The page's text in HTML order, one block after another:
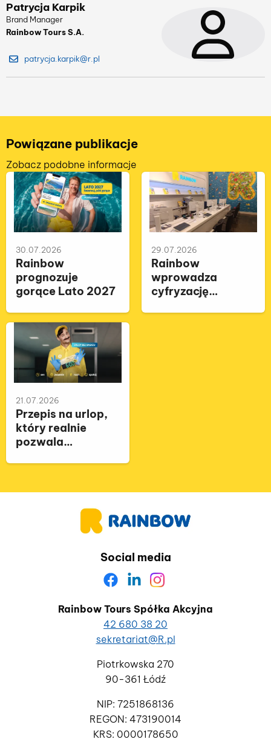
Patrycja Karpik
Brand Manager
Rainbow Tours S.A.
patrycja.karpik@r.pl
Powiązane publikacje
Zobacz podobne informacje
30.07.2026
Rainbow
prognozuje
gorące Lato 2027
29.07.2026
Rainbow
wprowadza
cyfryzację
21.07.2026
Przepis na urlop,
który realnie
pozwala
Social media
Rainbow Tours Spółka Akcyjna
42 680 38 20
sekretariat@R.pl
Piotrkowska 270
90-361 Łódź
NIP: 7251868136
REGON: 473190014
KRS: 0000178650